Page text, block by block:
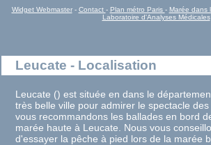
Widget Webmaster- Contact - Plan métro Paris - Marée dans
Laboratoire d'Analyses Médicales
Leucate - Localisation
Leucate () est située en dans le
très belle ville pour admirer le spectacle
vous recommandons les ballades en bord
marée haute à Leucate. Nous vous
d'essayer la pêche à pied lors de la marée